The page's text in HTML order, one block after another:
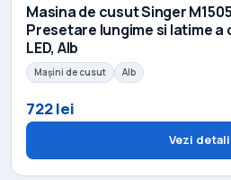
Masina de cusut Singer
Presetare lungime si latime
LED, Alb
Mașini de cusut Alb
722 lei
Vezi